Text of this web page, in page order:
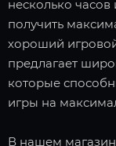
несколько
получить
хороший
предлагает
которые
игры на
В нашем